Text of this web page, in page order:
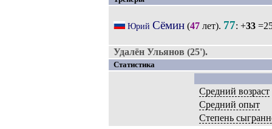
Юрий Сёмин(47лет). 77: +33
Удалён Ульянов (25').
Статистика
Средний возраст
Средний опыт
Степень